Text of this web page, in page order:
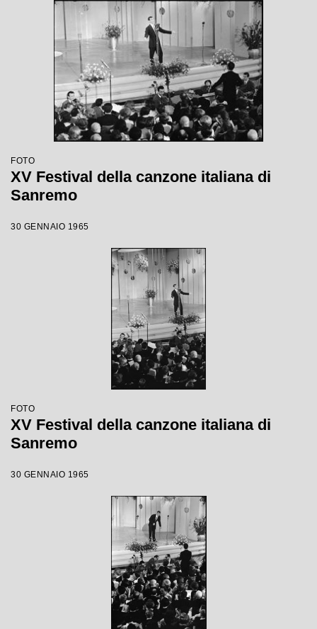
FOTO
XV Festival della canzone italiana di
Sanremo
30 GENNAIO 1965
FOTO
XV Festival della canzone italiana di
Sanremo
30 GENNAIO 1965